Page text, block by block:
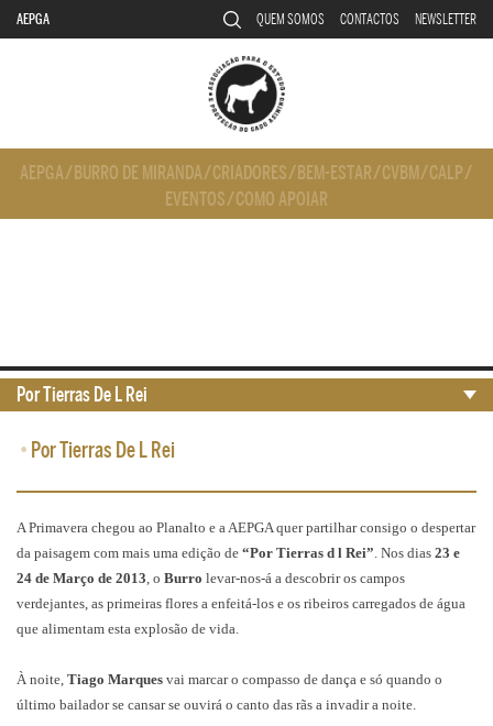
AEPGA QUEM SOMOS CONTACTOS NEWSLETTER
AEPGA/ BURRO DE MIRANDA/CRIADORES/ BEM-ESTAR/CVBM/CALP/
EVENTOS/COMO APOIAR
• Por Tierras De L Rei
A Primavera chegou ao Planalto e a AEPGA quer partilhar consigo o despertar
da paisagem com mais uma edição de “Por Tierras d l Rei”. Nos dias 23 e
24 de Março de 2013, o Burro levar-nos-á a descobrir os campos
verdejantes, as primeiras flores a enfeitá-los e os ribeiros carregados de água
que alimentam esta explosão de vida.
À noite, Tiago Marques vai marcar o compasso de dança e só quando o
último bailador se cansar se ouvirá o canto das rãs a invadir a noite.
Por Tierras De L Rei